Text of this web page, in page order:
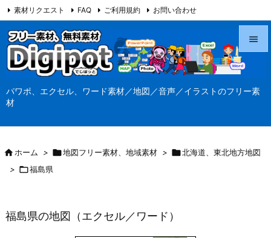
パワポ、エクセル、ワード素材／地図／音声／イラストのフリー素
材




素材リクエスト FAQ ご利用規約 お問い合わせ
当サイト（Digipot.net）について
ホーム > 地図フリー素材、地域素材 > 北海道、東北地方地図
> 福島県
福島県の地図（エクセル／ワード）